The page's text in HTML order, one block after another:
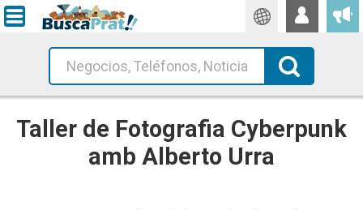
Traductor
Busca!
Taller de Fotografia Cyberpunk
amb Alberto Urra